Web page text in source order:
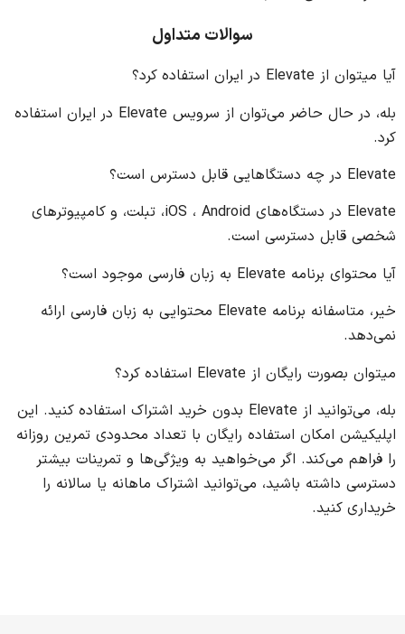
سوالات متداول
آیا میتوان از Elevate در ایران استفاده کرد؟
بله، در حال حاضر می‌توان از سرویس Elevate در ایران استفاده
کرد.
Elevate در چه دستگاهایی قابل دسترس است؟
Elevate در دستگاه‌های iOS ، Android، تبلت، و کامپیوترهای
شخصی قابل دسترسی است.
آیا محتوای برنامه Elevate به زبان‌ فارسی موجود است؟
خیر، متاسفانه برنامه Elevate محتوایی به زبان فارسی ارائه
نمی‌دهد.
میتوان بصورت رایگان از Elevate استفاده کرد؟
بله، می‌توانید از Elevate بدون خرید اشتراک استفاده کنید. این
اپلیکیشن امکان استفاده رایگان با تعداد محدودی تمرین روزانه
را فراهم می‌کند. اگر می‌خواهید به ویژگی‌ها و تمرینات بیشتر
دسترسی داشته باشید، می‌توانید اشتراک ماهانه یا سالانه را
خریداری کنید.